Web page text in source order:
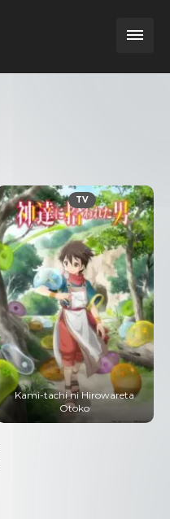
TV
Kami-tachi ni Hirowareta
Otoko